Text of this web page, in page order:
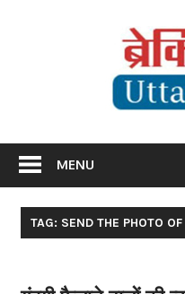
MENU
TAG: SEND THE PHOTO